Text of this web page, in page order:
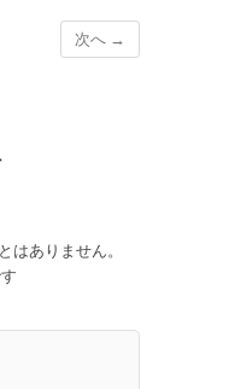
次へ →
はありません。